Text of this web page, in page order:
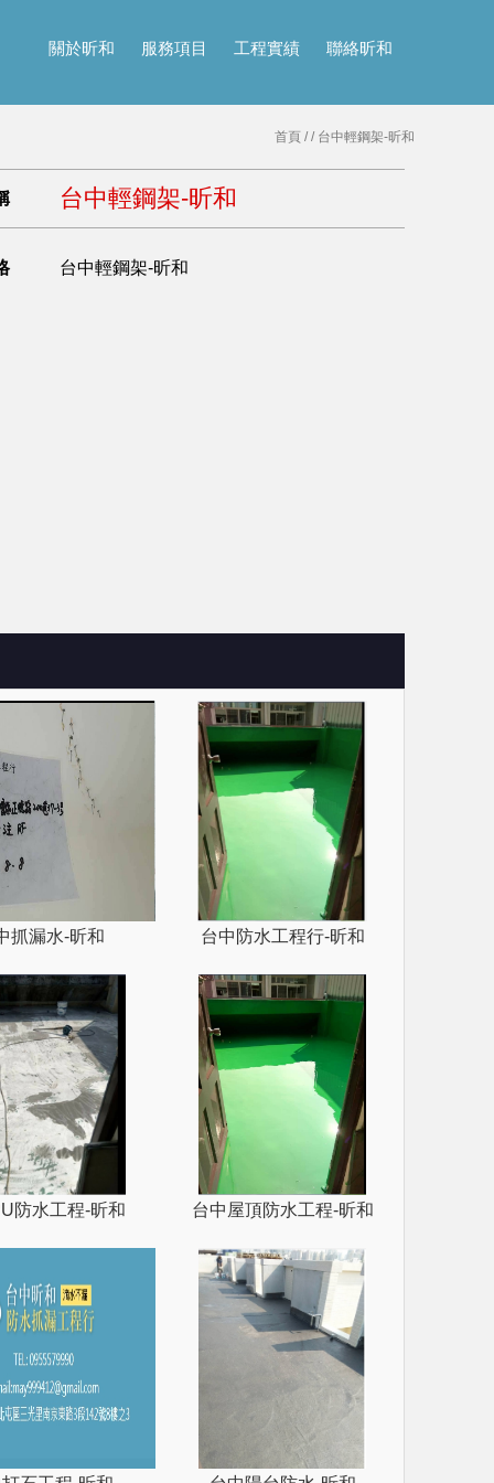
關於昕和 服務項目 工程實績 聯絡昕和
首頁 // 台中輕鋼架-昕和
台中輕鋼架-昕和
台中輕鋼架-昕和
抓漏水-昕和 台中防水工程行-昕和
防水工程-昕和 台中屋頂防水工程-昕和